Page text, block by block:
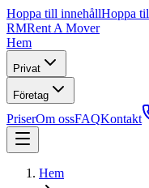
Hoppa till innehållHoppa
RMRent A Mover
Hem
Privat
Företag
PriserOm ossFAQKontakt
Hem